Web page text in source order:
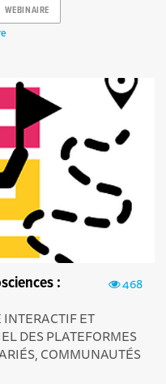
WEBINAIRE
468
:
ET
DES PLATEFORMES
COMMUNAUTÉS